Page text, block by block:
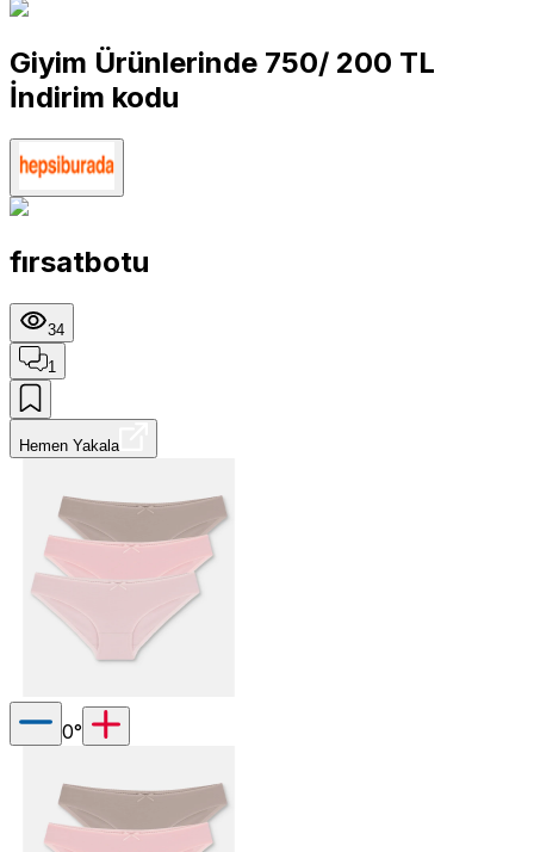
Giyim Ürünlerinde 750/ 200 TL
İndirim kodu
fırsatbotu
34
1
Hemen Yakala
0°